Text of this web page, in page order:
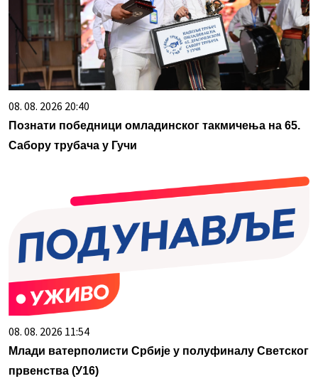
08. 08. 2026 20:40
Познати победници омладинског такмичења на 65.
Сабору трубача у Гучи
08. 08. 2026 11:54
Млади ватерполисти Србије у полуфиналу Светског
првенства (У16)